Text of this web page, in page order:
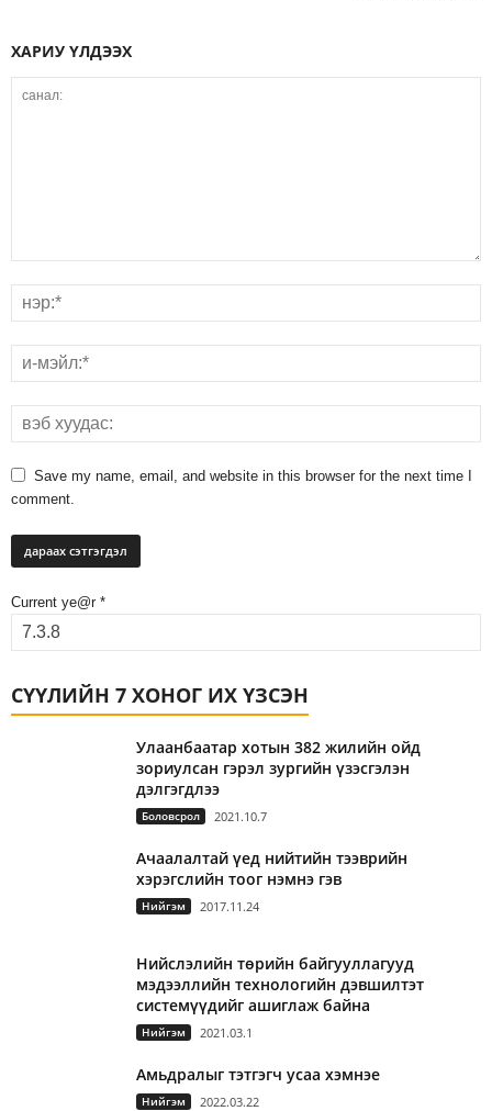
ХАРИУ ҮЛДЭЭХ
Save my name, email, and website in this browser for the next time I
comment.
Current ye@r *
СҮҮЛИЙН 7 ХОНОГ ИХ ҮЗСЭН
Улаанбаатар хотын 382 жилийн ойд
зориулсан гэрэл зургийн үзэсгэлэн
дэлгэгдлээ
Боловсрол 2021.10.7
Ачаалалтай үед нийтийн тээврийн
хэрэгслийн тоог нэмнэ гэв
Нийгэм 2017.11.24
Нийслэлийн төрийн байгууллагууд
мэдээллийн технологийн дэвшилтэт
системүүдийг ашиглаж байна
Нийгэм 2021.03.1
Амьдралыг тэтгэгч усаа хэмнэе
Нийгэм 2022.03.22